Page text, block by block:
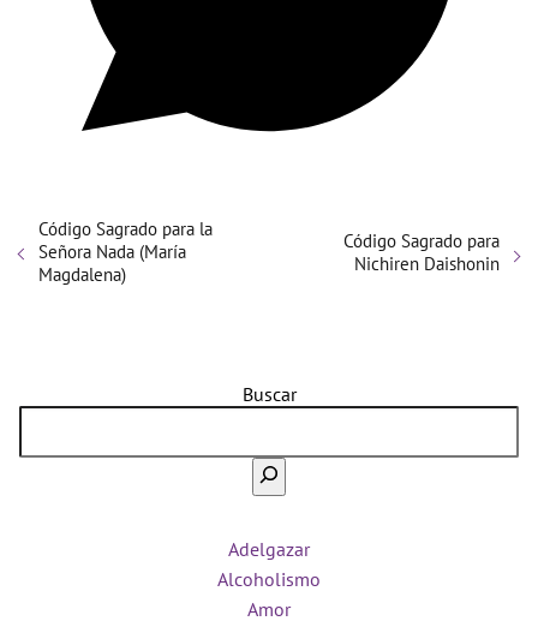
Código Sagrado para la
Señora Nada (María
Magdalena)
Código Sagrado para
Nichiren Daishonin
Buscar
Adelgazar
Alcoholismo
Amor